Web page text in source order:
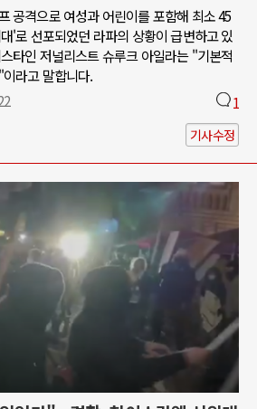
공격으로 여성과 어린이를 포함해 최소 45
'로 선포되었던 라파의 상황이 급변하고 있
타인 저널리스트 슈루크 아일라는 "기본적
라고 말합니다.
1
기사수정